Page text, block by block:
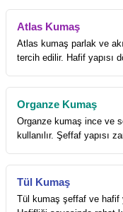
Atlas Kumaş
Atlas kumaş parlak ve
tercih edilir. Hafif yapısı
Organze Kumaş
Organze kumaş ince ve
kullanılır. Şeffaf yapısı
Tül Kumaş
Tül kumaş şeffaf ve hafif